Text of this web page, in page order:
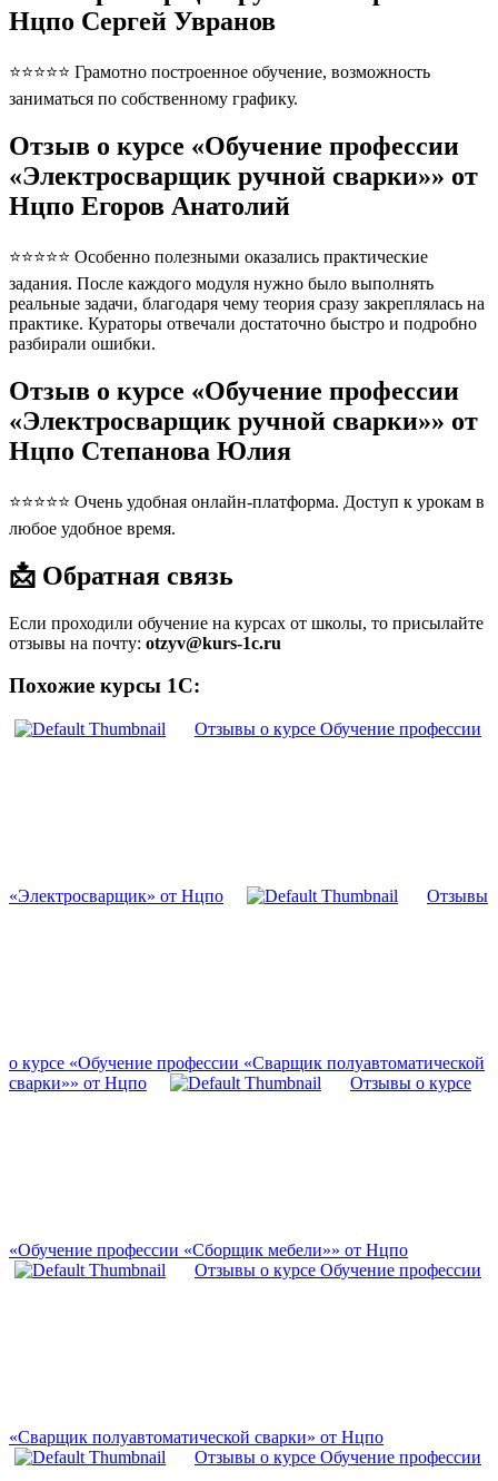
Нцпо Сергей Увранов
⭐⭐⭐⭐⭐ Грамотно построенное обучение, возможность
заниматься по собственному графику.
Отзыв о курсе «Обучение профессии
«Электросварщик ручной сварки»» от
Нцпо Егоров Анатолий
⭐⭐⭐⭐⭐ Особенно полезными оказались практические
задания. После каждого модуля нужно было выполнять
реальные задачи, благодаря чему теория сразу закреплялась на
практике. Кураторы отвечали достаточно быстро и подробно
разбирали ошибки.
Отзыв о курсе «Обучение профессии
«Электросварщик ручной сварки»» от
Нцпо Степанова Юлия
⭐⭐⭐⭐⭐ Очень удобная онлайн-платформа. Доступ к урокам в
любое удобное время.
📩 Обратная связь
Если проходили обучение на курсах от школы, то присылайте
отзывы на почту: otzyv@kurs-1c.ru
Похожие курсы 1С:
Отзывы о курсе Обучение профессии
«Электросварщик» от Нцпо Отзывы
о курсе «Обучение профессии «Сварщик полуавтоматической
сварки»» от Нцпо
Отзывы о курсе
«Обучение профессии «Сборщик мебели»» от Нцпо
Отзывы о курсе Обучение профессии
«Сварщик полуавтоматической сварки» от Нцпо
Отзывы о курсе Обучение профессии